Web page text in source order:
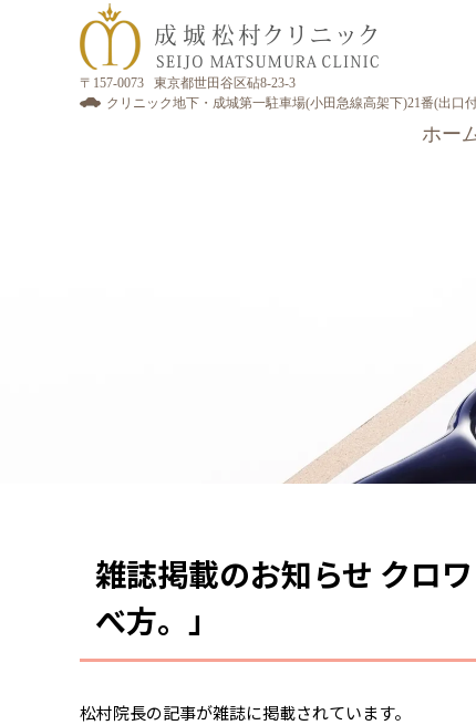
〒157-0073 東京都世田谷区砧8-23-3
クリニック地下・成城第一駐車場(小田急線高架下)21番(出口
ホー
雑誌掲載のお知らせ クロ
べ方。」
松村院長の記事が雑誌に掲載されています。